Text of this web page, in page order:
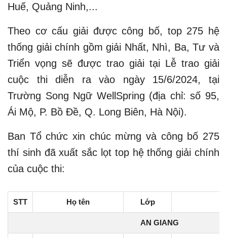
Huế, Quảng Ninh,...
Theo cơ cấu giải được công bố, top 275 hệ
thống giải chính gồm giải Nhất, Nhì, Ba, Tư và
Triển vọng sẽ được trao giải tại Lễ trao giải
cuộc thi diễn ra vào ngày 15/6/2024, tại
Trường Song Ngữ WellSpring (địa chỉ: số 95,
Ái Mộ, P. Bồ Đề, Q. Long Biên, Hà Nội).
Ban Tổ chức xin chúc mừng và công bố 275
thí sinh đã xuất sắc lọt top hệ thống giải chính
của cuộc thi:
STT Họ tên Lớp
AN GIANG